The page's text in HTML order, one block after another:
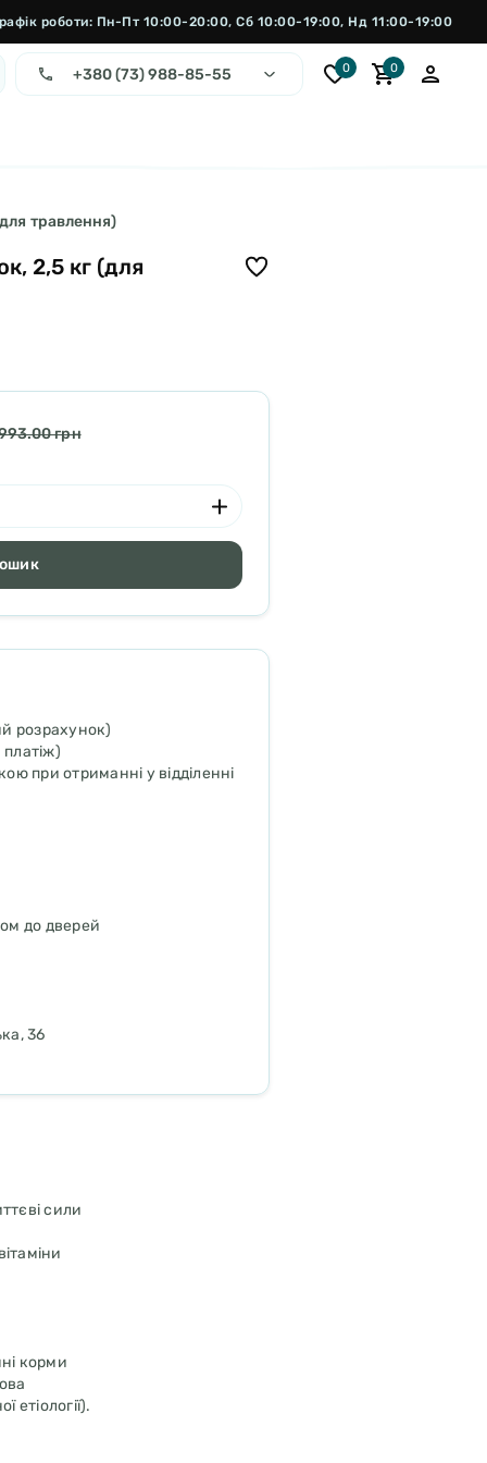
роботи: Пн-Пт 10:00-20:00, Сб 10:00-19:00, Нд 11:00-19:00
+380 (73) 988-85-55 0 0
травлення)
2,5 кг (для
грн
розрахунок)
при отриманні у відділенні
до дверей
36
сили
корми